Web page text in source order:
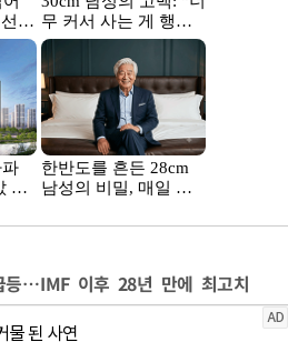
…IMF 이후 28년 만에 최고치